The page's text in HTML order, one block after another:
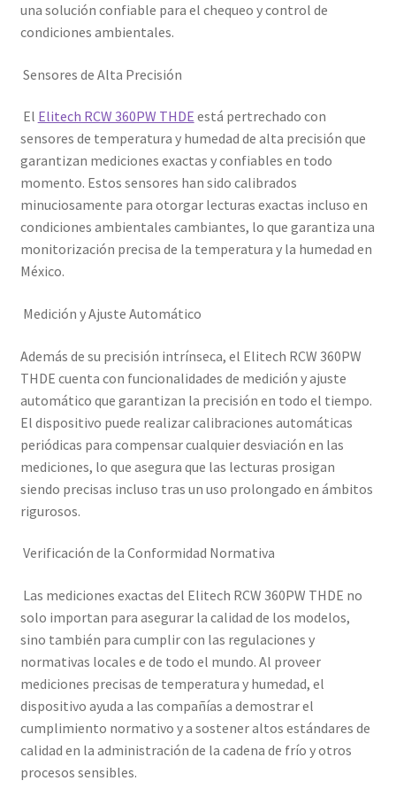
una solución confiable para el chequeo y control de
condiciones ambientales.
Sensores de Alta Precisión
El Elitech RCW 360PW THDE está pertrechado con
sensores de temperatura y humedad de alta precisión que
garantizan mediciones exactas y confiables en todo
momento. Estos sensores han sido calibrados
minuciosamente para otorgar lecturas exactas incluso en
condiciones ambientales cambiantes, lo que garantiza una
monitorización precisa de la temperatura y la humedad en
México.
Medición y Ajuste Automático
Además de su precisión intrínseca, el Elitech RCW 360PW
THDE cuenta con funcionalidades de medición y ajuste
automático que garantizan la precisión en todo el tiempo.
El dispositivo puede realizar calibraciones automáticas
periódicas para compensar cualquier desviación en las
mediciones, lo que asegura que las lecturas prosigan
siendo precisas incluso tras un uso prolongado en ámbitos
rigurosos.
Verificación de la Conformidad Normativa
Las mediciones exactas del Elitech RCW 360PW THDE no
solo importan para asegurar la calidad de los modelos,
sino también para cumplir con las regulaciones y
normativas locales e de todo el mundo. Al proveer
mediciones precisas de temperatura y humedad, el
dispositivo ayuda a las compañías a demostrar el
cumplimiento normativo y a sostener altos estándares de
calidad en la administración de la cadena de frío y otros
procesos sensibles.